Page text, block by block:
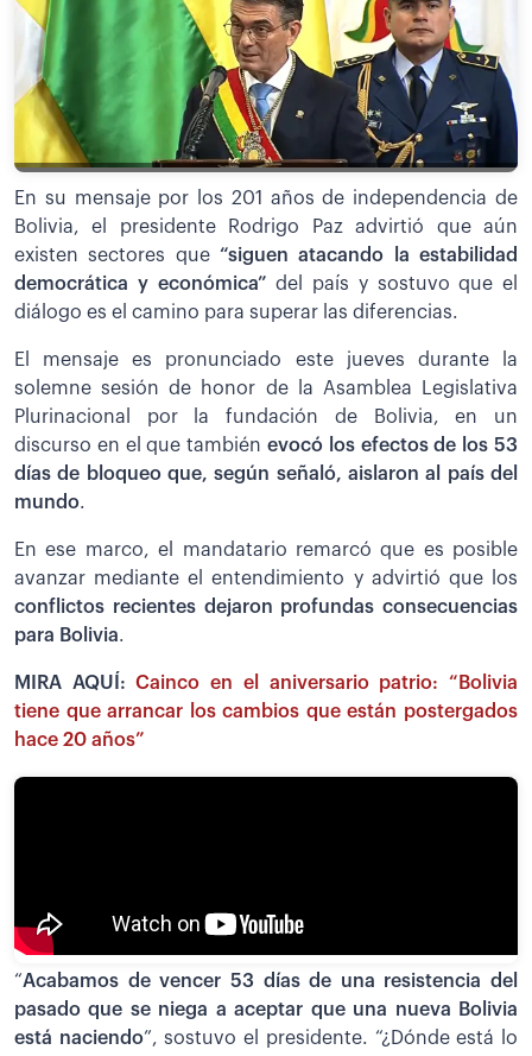
En su mensaje por los 201 años de independencia de
Bolivia, el presidente Rodrigo Paz advirtió que aún
existen sectores que“siguen atacando la estabilidad
democrática y económica”del país y sostuvo que el
diálogo es el camino para superar las diferencias.
El mensaje es pronunciado este jueves durante la
solemne sesión de honor de la Asamblea Legislativa
Plurinacional por la fundación de Bolivia, en un
discurso en el que también evocó los efectos de los 53
días de bloqueo que, según señaló, aislaron al país del
mundo.
En ese marco, el mandatario remarcó que es posible
avanzar mediante el entendimiento y advirtió que los
conflictos recientes dejaron profundas consecuencias
para Bolivia.
MIRA AQUÍ:Cainco en el aniversario patrio: “Bolivia
tiene que arrancar los cambios que están postergados
hace 20 años”
“Acabamos de vencer 53 días de una resistencia del
pasado que se niega a aceptar que una nueva Bolivia
está naciendo”, sostuvo el presidente. “¿Dónde está lo